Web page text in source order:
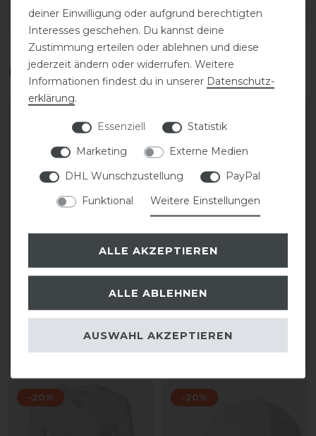
DETAILS ZUR PRODUKTSICHERHEIT
Das perfekte Zubehör für dich
Sweater FS26 Damen
statt 69,99 €
statt 44,99 €
35,99 € *
-20% -20%
deiner Einwilligung oder aufgrund berechtigten
Interesses geschehen. Du kannst deine
Zustimmung erteilen oder ablehnen und diese
jederzeit ändern oder widerrufen. Weitere
Informationen findest du in unserer Daten­schutz­
erklärung.
Essenziell
Statistik
Marketing
Externe Medien
DHL Wunschzustellung
PayPal
Funktional
Weitere Einstellungen
ALLE AKZEPTIEREN
ALLE ABLEHNEN
AUSWAHL AKZEPTIEREN